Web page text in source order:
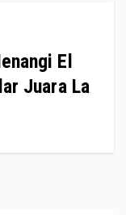
El
Juara La